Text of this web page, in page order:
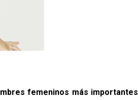
femeninos más importantes